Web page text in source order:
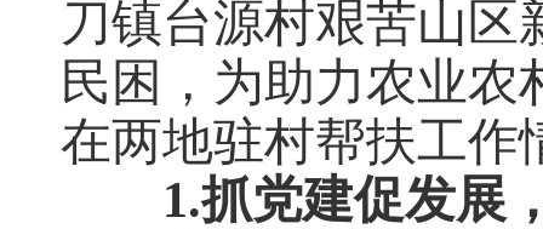
刀镇台源村艰苦山
民困，为助力农业农
在两地驻村帮扶工作
1.抓党建促发展